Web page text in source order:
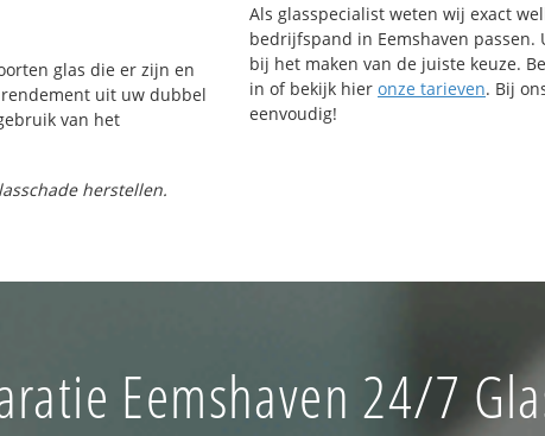
glas die er zijn en
uit uw dubbel
van het
herstellen.
Als glasspecialist weten wij exact
bedrijfspand in Eemshaven
bij het maken van de juiste keuze.
in of bekijk hier onze tarieven. Bij
eenvoudig!
Eemshaven 24/7